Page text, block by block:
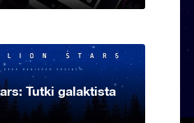
Tutki galaktista